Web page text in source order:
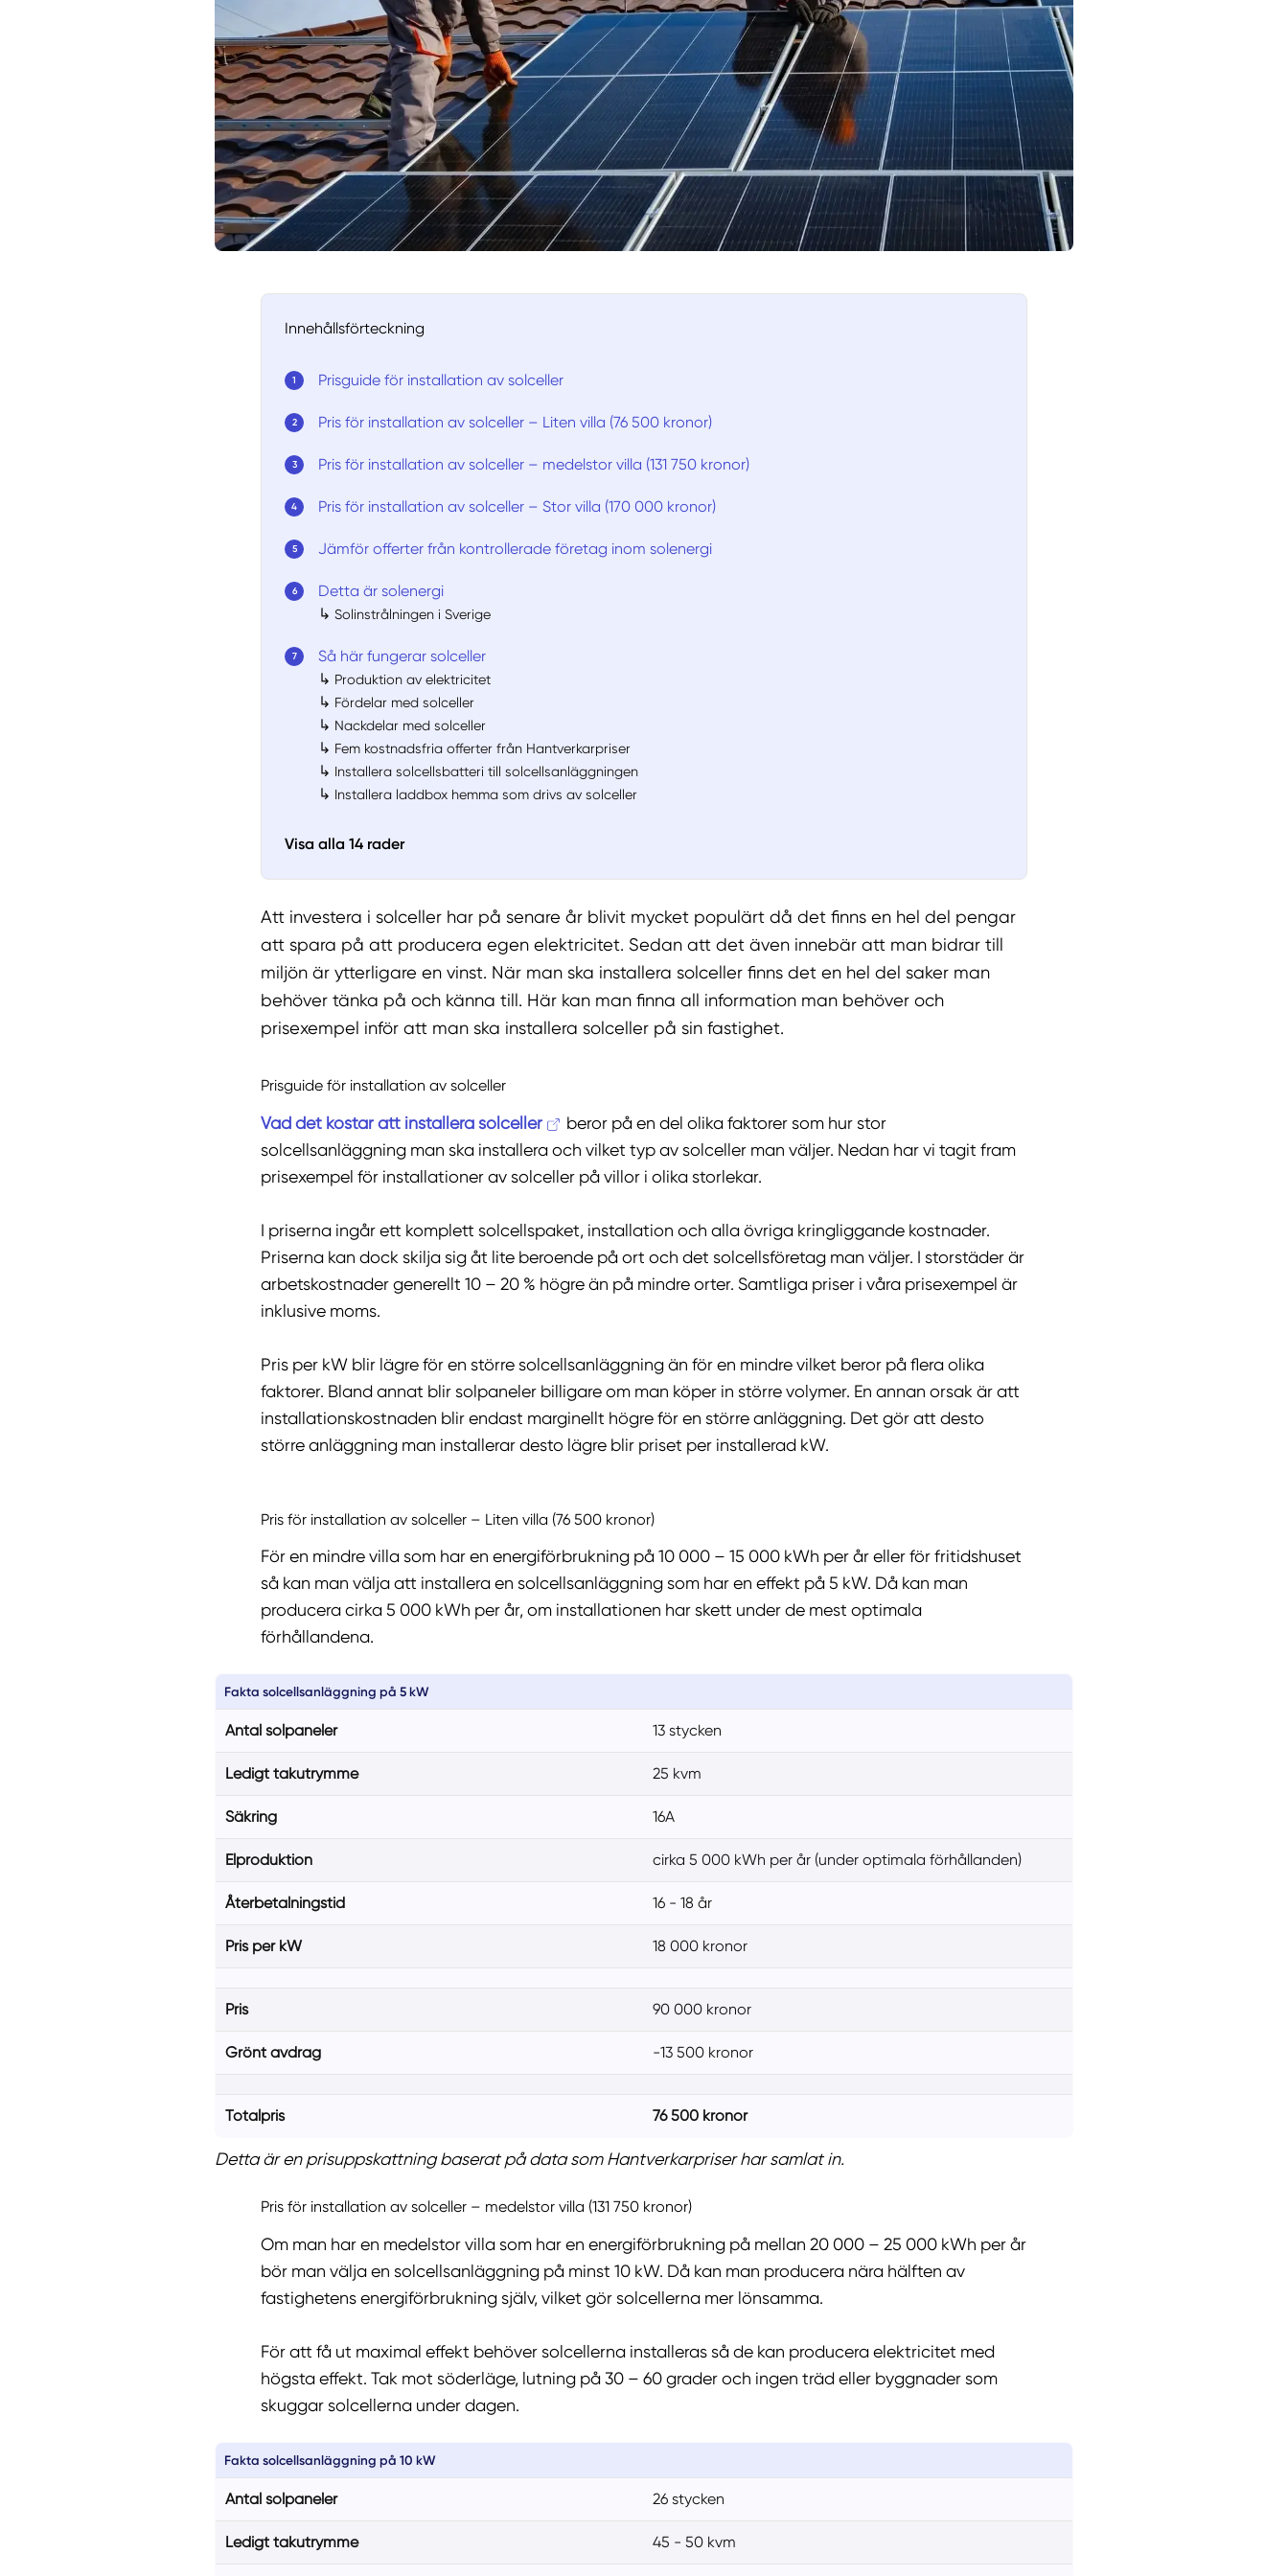
Innehållsförteckning
Prisguide för installation av solceller
Pris för installation av solceller – Liten villa (76 500 kronor)
Pris för installation av solceller – medelstor villa (131 750 kronor)
Pris för installation av solceller – Stor villa (170 000 kronor)
Jämför offerter från kontrollerade företag inom solenergi
Detta är solenergi
↳ Solinstrålningen i Sverige
Så här fungerar solceller
↳ Produktion av elektricitet
↳ Fördelar med solceller
↳ Nackdelar med solceller
↳ Fem kostnadsfria offerter från Hantverkarpriser
↳ Installera solcellsbatteri till solcellsanläggningen
↳ Installera laddbox hemma som drivs av solceller
Visa alla 14 rader
Att investera i solceller har på senare år blivit mycket populärt då det finns en hel del pengar
att spara på att producera egen elektricitet. Sedan att det även innebär att man bidrar till
miljön är ytterligare en vinst. När man ska installera solceller finns det en hel del saker man
behöver tänka på och känna till. Här kan man finna all information man behöver och
prisexempel inför att man ska installera solceller på sin fastighet.
Prisguide för installation av solceller
Vad det kostar att installera solceller
beror på en del olika faktorer som hur stor
solcellsanläggning man ska installera och vilket typ av solceller man väljer. Nedan har vi tagit fram
prisexempel för installationer av solceller på villor i olika storlekar.
I priserna ingår ett komplett solcellspaket, installation och alla övriga kringliggande kostnader.
Priserna kan dock skilja sig åt lite beroende på ort och det solcellsföretag man väljer. I storstäder är
arbetskostnader generellt 10 – 20 % högre än på mindre orter. Samtliga priser i våra prisexempel är
inklusive moms.
Pris per kW blir lägre för en större solcellsanläggning än för en mindre vilket beror på flera olika
faktorer. Bland annat blir solpaneler billigare om man köper in större volymer. En annan orsak är att
installationskostnaden blir endast marginellt högre för en större anläggning. Det gör att desto
större anläggning man installerar desto lägre blir priset per installerad kW.
Pris för installation av solceller – Liten villa (76 500 kronor)
För en mindre villa som har en energiförbrukning på 10 000 – 15 000 kWh per år eller för fritidshuset
så kan man välja att installera en solcellsanläggning som har en effekt på 5 kW. Då kan man
producera cirka 5 000 kWh per år, om installationen har skett under de mest optimala
förhållandena.
Fakta solcellsanläggning på 5 kW
Antal solpaneler 13 stycken
Ledigt takutrymme 25 kvm
Säkring 16A
Elproduktion cirka 5 000 kWh per år (under optimala förhållanden)
Återbetalningstid 16 - 18 år
Pris per kW 18 000 kronor
Pris 90 000 kronor
Grönt avdrag -13 500 kronor
Totalpris 76 500 kronor
Detta är en prisuppskattning baserat på data som Hantverkarpriser har samlat in.
Pris för installation av solceller – medelstor villa (131 750 kronor)
Om man har en medelstor villa som har en energiförbrukning på mellan 20 000 – 25 000 kWh per år
bör man välja en solcellsanläggning på minst 10 kW. Då kan man producera nära hälften av
fastighetens energiförbrukning själv, vilket gör solcellerna mer lönsamma.
För att få ut maximal effekt behöver solcellerna installeras så de kan producera elektricitet med
högsta effekt. Tak mot söderläge, lutning på 30 – 60 grader och ingen träd eller byggnader som
skuggar solcellerna under dagen.
Fakta solcellsanläggning på 10 kW
Antal solpaneler 26 stycken
Ledigt takutrymme 45 - 50 kvm